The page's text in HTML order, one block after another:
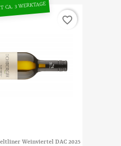
Weinviertel DAC 2025
CA. 3 WERKTAGE
favorite_border